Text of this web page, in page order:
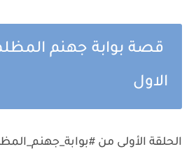
قصة بوابة جهنم
الاول
الحلقة الأولى من